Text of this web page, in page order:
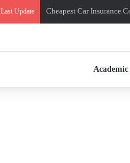
Last Update Cheapest Car Insurance
Academic